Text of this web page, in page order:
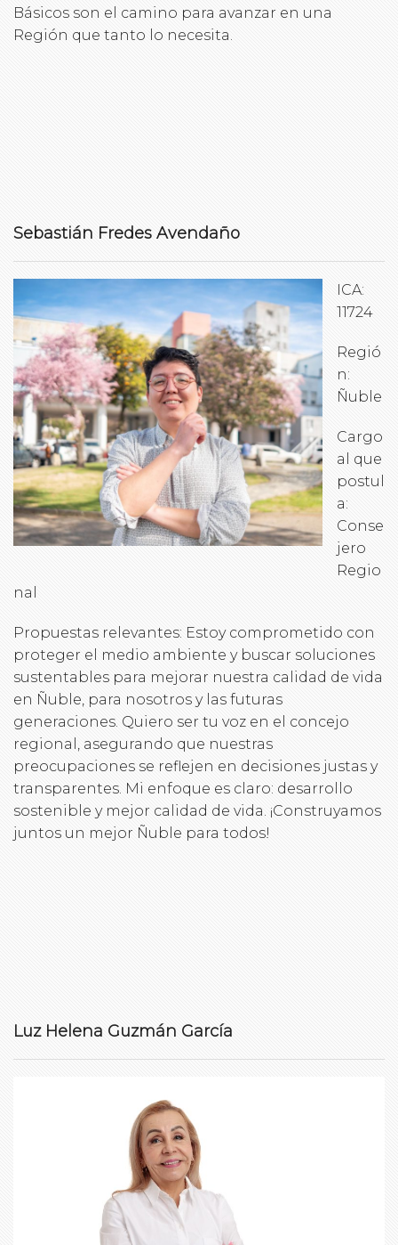
Básicos son el camino para avanzar en una
Región que tanto lo necesita.
Sebastián Fredes Avendaño
ICA:
11724
Regió
n:
Ñuble
Cargo
al que
postul
a:
Conse
jero
Regio
nal
Propuestas relevantes: Estoy comprometido con
proteger el medio ambiente y buscar soluciones
sustentables para mejorar nuestra calidad de vida
en Ñuble, para nosotros y las futuras
generaciones. Quiero ser tu voz en el concejo
regional, asegurando que nuestras
preocupaciones se reflejen en decisiones justas y
transparentes. Mi enfoque es claro: desarrollo
sostenible y mejor calidad de vida. ¡Construyamos
juntos un mejor Ñuble para todos!
Luz Helena Guzmán García